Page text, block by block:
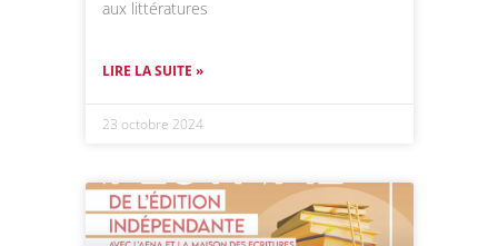
aux littératures
LIRE LA SUITE »
23 octobre 2024